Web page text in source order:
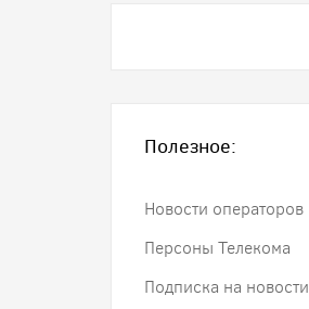
Полезное:
Новости операторов
Персоны Телекома
Подписка на новости